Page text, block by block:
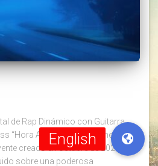
de Rap Dinámico con Guitarra
“Hora Azul” es un instrumental
creado en octubre de 2025
sobre una poderosa